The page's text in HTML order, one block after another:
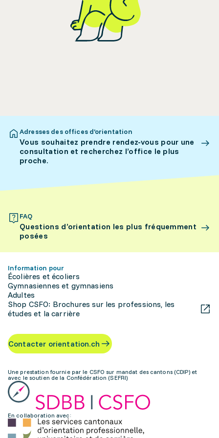
Adresses des offices d’orientation
Vous souhaitez prendre rendez-vous pour une
consultation et recherchez l’office le plus
proche.
FAQ
Questions d’orientation les plus fréquemment
posées
Information pour
Écolières et écoliers
Gymnasiennes et gymnasiens
Adultes
Shop CSFO: Brochures sur les professions, les
études et la carrière
Contacter orientation.ch
Une prestation fournie par le CSFO sur mandat des cantons (CDIP) et
avec le soutien de la Confédération (SEFRI)
En collaboration avec: